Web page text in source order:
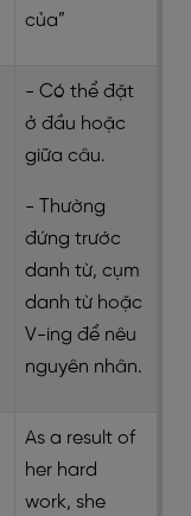
của”
- Có thể đặt
ở đầu hoặc
giữa câu.
- Thường
đứng trước
danh từ, cụm
danh từ hoặc
V-ing để nêu
nguyên nhân.
As a result of
her hard
work, she